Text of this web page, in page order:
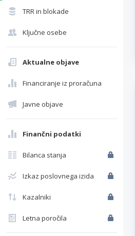
TRR in blokade
Ključne osebe
Aktualne objave
Financiranje iz proračuna
Javne objave
Finančni podatki
Bilanca stanja
Izkaz poslovnega izida
Kazalniki
Letna poročila